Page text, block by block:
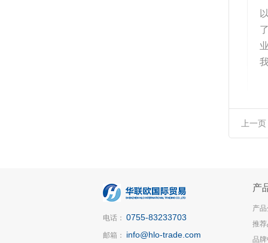
上一
电话： 0755-83233703
邮箱： info@hlo-trade.com
产
产
推
品